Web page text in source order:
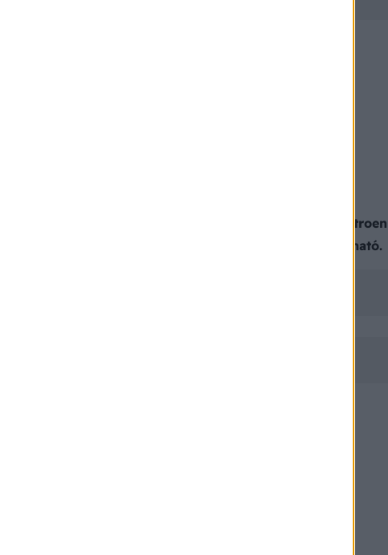
egymással elektromos szignálok útján. Az EEG
a normál, illetve rendellenes agyműködés jól vizsgálható.
az EEG?